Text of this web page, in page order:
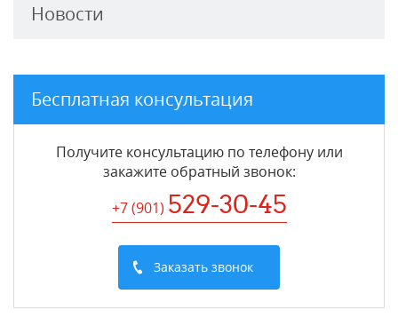
Новости
Бесплатная консультация
Получите консультацию по телефону или
закажите обратный звонок:
+7 (901) 529-30-45
Заказать звонок